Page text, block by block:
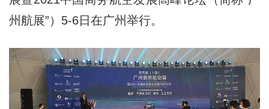
州航展”）5-6日在广州举行。